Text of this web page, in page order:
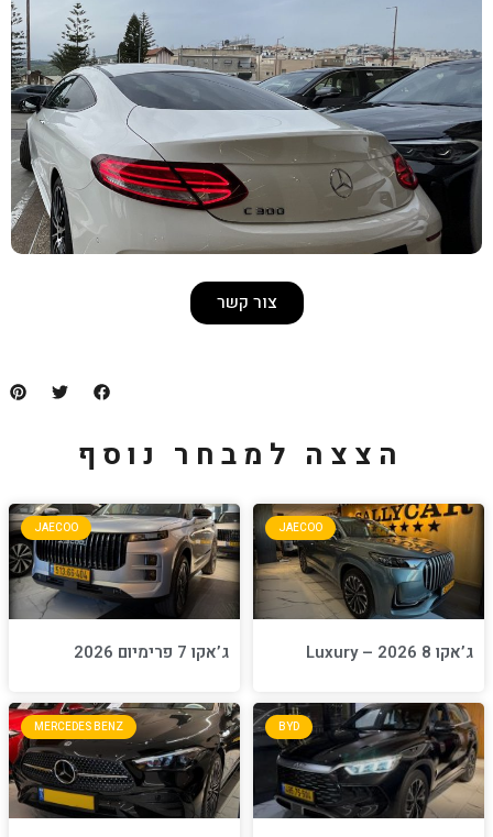
נוסף
JAECOO
ג’אקו 7 פרימיום 2026
BYD
MERCEDES BENZ